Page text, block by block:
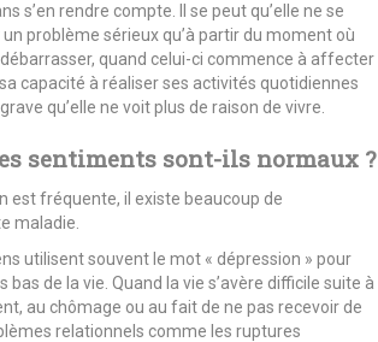
s’en rendre compte. Il se peut qu’elle ne se
problème sérieux qu’à partir du moment où
débarrasser, quand celui-ci commence à affecter
capacité à réaliser ses activités quotidiennes
qu’elle ne voit plus de raison de vivre.
sentiments sont-ils normaux ?
est fréquente, il existe beaucoup de
maladie.
utilisent souvent le mot « dépression » pour
bas de la vie. Quand la vie s’avère difficile suite à
au chômage ou au fait de ne pas recevoir de
relationnels comme les ruptures